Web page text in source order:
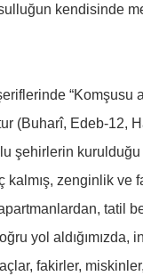
kendisinde
“Komşusu
(Buharî, Edeb-12,
şehirlerin
kalmış, zenginlik
tatil
yol aldığımızda,
fakirler,